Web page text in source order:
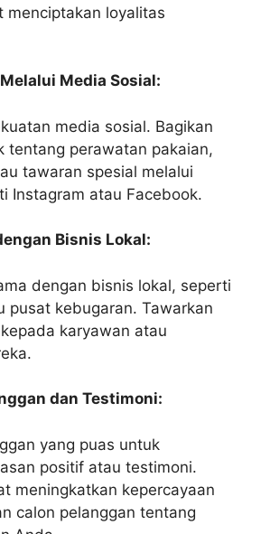
menciptakan loyalitas
Media Sosial:
media sosial. Bagikan
tentang perawatan pakaian,
tawaran spesial melalui
Instagram atau Facebook.
Bisnis Lokal:
dengan bisnis lokal, seperti
pusat kebugaran. Tawarkan
karyawan atau
dan Testimoni:
yang puas untuk
positif atau testimoni.
meningkatkan kepercayaan
calon pelanggan tentang